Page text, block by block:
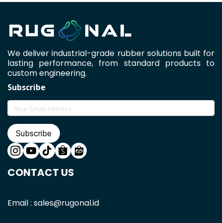
We deliver industrial-grade rubber solutions built for
lasting performance, from standard products to
custom engineering.
Subscribe
Subscribe
CONTACT US
Email : sales@rugonal.id